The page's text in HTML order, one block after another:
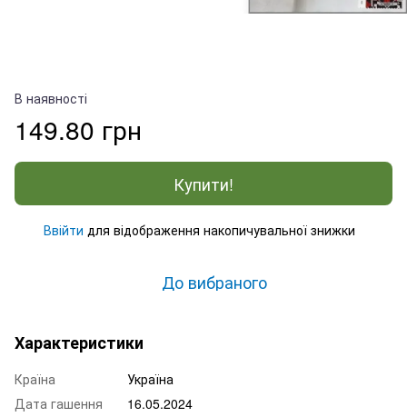
В наявності
149.80 грн
Купити!
Ввійти для відображення накопичувальної знижки
До вибраного
Характеристики
Країна
Україна
Дата гашення
16.05.2024